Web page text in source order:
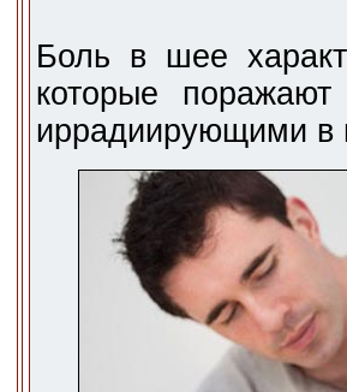
Боль в шее
которые
иррадиирующими в